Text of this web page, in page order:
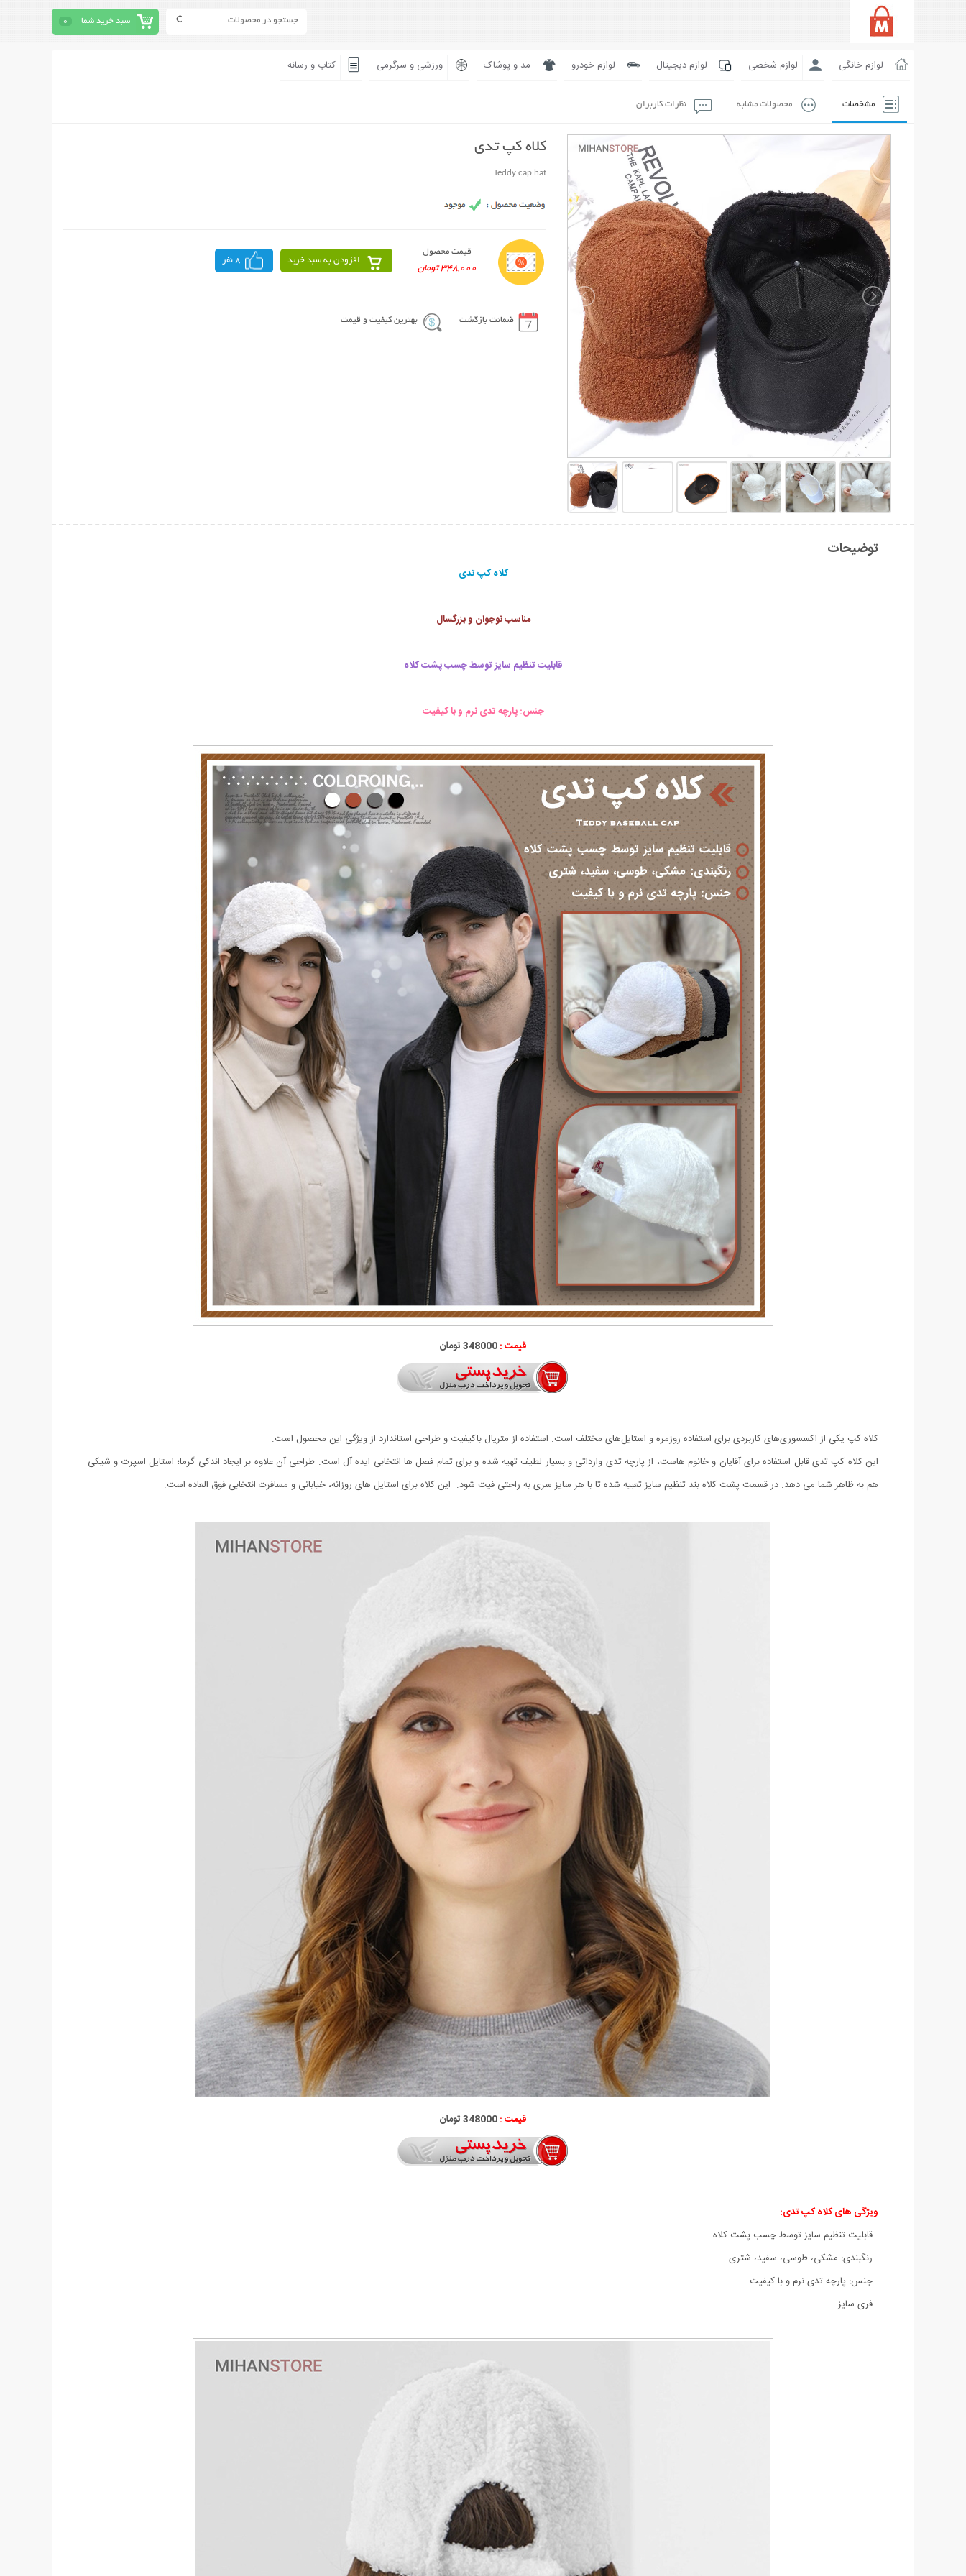
سبد خرید شما 0
لوازم خانگی لوازم شخصی لوازم دیجیتال لوازم خودرو مد و پوشاک ورزشی و سرگرمی کتاب و رسانه
مشخصات محصولات مشابه نظرات کاربران
کلاه کپ تدی
Teddy cap hat
قیمت محصول
348,000 تومان
افزودن به سبد خرید 8 نفر
ضمانت بازگشت بهترین کیفیت و قیمت
توضیحات
کلاه کپ تدی
مناسب نوجوان و بزرگسال
قابلیت تنظیم سایز توسط چسب پشت کلاه
جنس: پارچه تدی نرم و با کیفیت
قیمت :348000 تومان
کلاه کپ یکی از اکسسوری‌های کاربردی برای استفاده روزمره و استایل‌های مختلف است. استفاده از متریال باکیفیت و طراحی استاندارد از ویژگی‌ این محصول است.
این کلاه کپ تدی قابل استفاده برای آقایان و خانوم هاست، از پارچه تدی وارداتی و بسیار لطیف تهیه شده و برای تمام فصل ها انتخابی ایده آل است. طراحی آن علاوه بر ایجاد اندکی گرما؛ استایل اسپرت و شیکی
هم به ظاهر شما می دهد. در قسمت پشت کلاه بند تنظیم سایز تعبیه شده تا با هر سایز سری به راحتی فیت شود. این کلاه برای استایل های روزانه، خیابانی و مسافرت انتخابی فوق العاده است.
قیمت :348000 تومان
ویژگی های کلاه کپ تدی:
- قابلیت تنظیم سایز توسط چسب پشت کلاه
- رنگبندی: مشکی، طوسی، سفید، شتری
- جنس: پارچه تدی نرم و با کیفیت
- فری سایز